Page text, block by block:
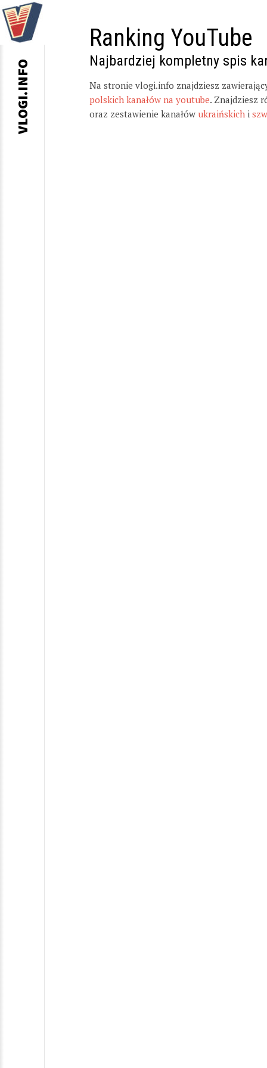
Ranking YouTube
Najbardziej kompletny spis
Na stronie vlogi.info znajdziesz
polskich kanałów na youtube. Znajdziesz
oraz zestawienie kanałów ukraińskich i
VLOGI.INFO